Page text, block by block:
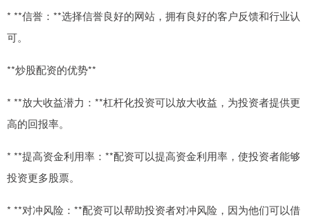
* **信誉：**选择信誉良好的网站，拥有良好的客户反馈和行业认
可。
**炒股配资的优势**
* **放大收益潜力：**杠杆化投资可以放大收益，为投资者提供更
高的回报率。
* **提高资金利用率：**配资可以提高资金利用率，使投资者能够
投资更多股票。
* **对冲风险：**配资可以帮助投资者对冲风险，因为他们可以借